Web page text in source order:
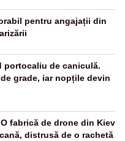
pentru angajații din
portocaliu de caniculă.
grade, iar nopțile devin
fabrică de drone din Kiev
distrusă de o rachetă